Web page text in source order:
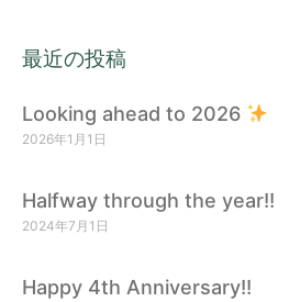
最近の投稿
Looking ahead to 2026
2026年1月1日
Halfway through the year!!
2024年7月1日
Happy 4th Anniversary!!